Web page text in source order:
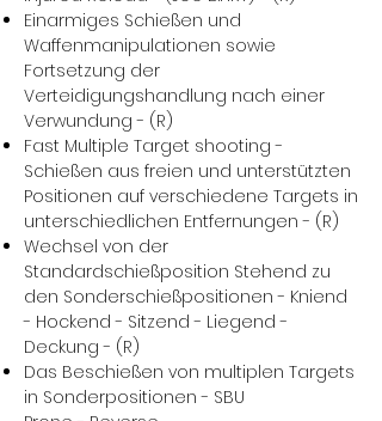
Einarmiges Schießen und
Waffenmanipulationen sowie
Fortsetzung der
Verteidigungshandlung nach einer
Verwundung - (R)
Fast Multiple Target shooting -
Schießen aus freien und unterstützten
Positionen auf verschiedene Targets in
unterschiedlichen Entfernungen - (R)
Wechsel von der
Standardschießposition Stehend zu
den Sonderschießpositionen - Kniend
- Hockend - Sitzend - Liegend -
Deckung - (R)
Das Beschießen von multiplen Targets
in Sonderpositionen - SBU